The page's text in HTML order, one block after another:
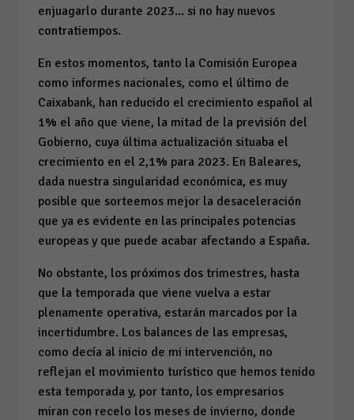
enjuagarlo durante 2023... si no hay nuevos
contratiempos.
En estos momentos, tanto la Comisión Europea
como informes nacionales, como el último de
Caixabank, han reducido el crecimiento español al
1% el año que viene, la mitad de la previsión del
Gobierno, cuya última actualización situaba el
crecimiento en el 2,1% para 2023. En Baleares,
dada nuestra singularidad económica, es muy
posible que sorteemos mejor la desaceleración
que ya es evidente en las principales potencias
europeas y que puede acabar afectando a España.
No obstante, los próximos dos trimestres, hasta
que la temporada que viene vuelva a estar
plenamente operativa, estarán marcados por la
incertidumbre. Los balances de las empresas,
como decía al inicio de mi intervención, no
reflejan el movimiento turístico que hemos tenido
esta temporada y, por tanto, los empresarios
miran con recelo los meses de invierno, donde